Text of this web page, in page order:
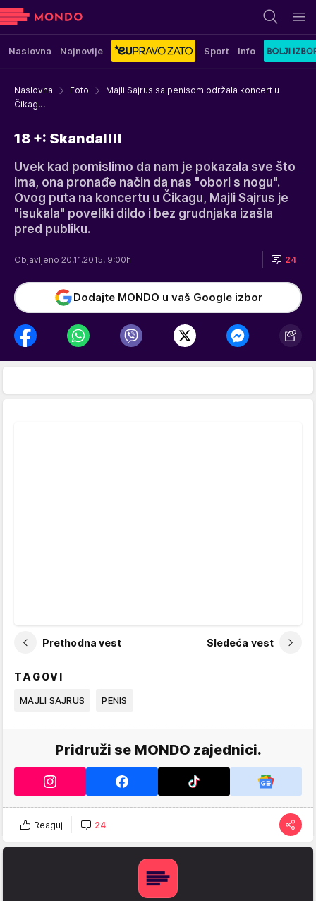
Naslovna Najnovije Sport Info
Naslovna Foto
Majli Sajrus sa penisom održala koncert u
Čikagu.
18 +: Skandal!!!
Uvek kad pomislimo da nam je pokazala sve što
ima, ona pronađe način da nas "obori s nogu".
Ovog puta na koncertu u Čikagu, Majli Sajrus je
"isukala" poveliki dildo i bez grudnjaka izašla
pred publiku.
Objavljeno 20.11.2015. 9:00h 24
Dodajte MONDO u vaš Google izbor
Prethodna vest Sledeća vest
TAGOVI
MAJLI SAJRUS PENIS
Pridruži se MONDO zajednici.
Reaguj 24